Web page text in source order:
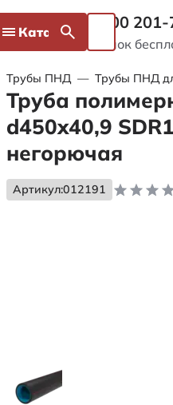
Каталог 8 800
Звонок
Трубы ПНД — Трубы ПНД
Труба
d450x40,9
негорючая
Артикул:012191